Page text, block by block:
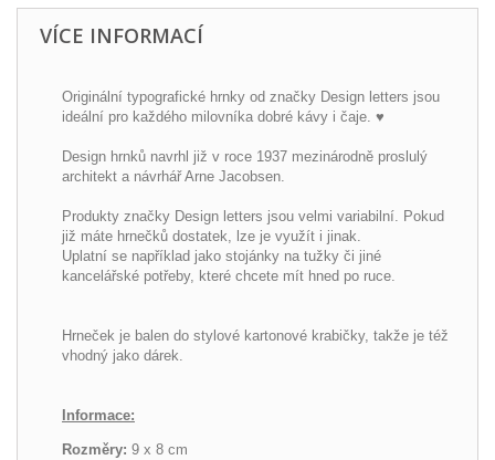
VÍCE INFORMACÍ
Originální typografické hrnky od značky Design letters jsou
ideální pro každého milovníka dobré kávy i čaje. ♥
Design hrnků navrhl již v roce 1937 mezinárodně proslulý
architekt a návrhář Arne Jacobsen.
Produkty značky Design letters jsou velmi variabilní. Pokud
již máte hrnečků dostatek, lze je využít i jinak.
Uplatní se například jako stojánky na tužky či jiné
kancelářské potřeby, které chcete mít hned po ruce.
Hrneček je balen do stylové kartonové krabičky, takže je též
vhodný jako dárek.
Informace:
Rozměry: 9 x 8 cm